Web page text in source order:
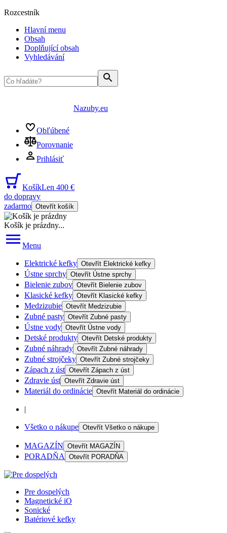
Rozcestník
Hlavní menu
Obsah
Doplňující obsah
Vyhledávání
Nazuby.eu
Obľúbené
Porovnanie
Prihlásiť
KošíkLen 400 €
do dopravy
zadarmo Otevřít košík
Košík je prázdny...
Menu
Elektrické kefky Otevřít Elektrické kefky
Ústne sprchy Otevřít Ústne sprchy
Bielenie zubov Otevřít Bielenie zubov
Klasické kefky Otevřít Klasické kefky
Medzizubie Otevřít Medzizubie
Zubné pasty Otevřít Zubné pasty
Ústne vody Otevřít Ústne vody
Detské produkty Otevřít Detské produkty
Zubné náhrady Otevřít Zubné náhrady
Zubné strojčeky Otevřít Zubné strojčeky
Zápach z úst Otevřít Zápach z úst
Zdravie úst Otevřít Zdravie úst
Materiál do ordinácie Otevřít Materiál do ordinácie
|
Všetko o nákupe Otevřít Všetko o nákupe
MAGAZÍN Otevřít MAGAZÍN
PORADŇA Otevřít PORADŇA
Pre dospelých
Magnetické iO
Sonické
Batériové kefky